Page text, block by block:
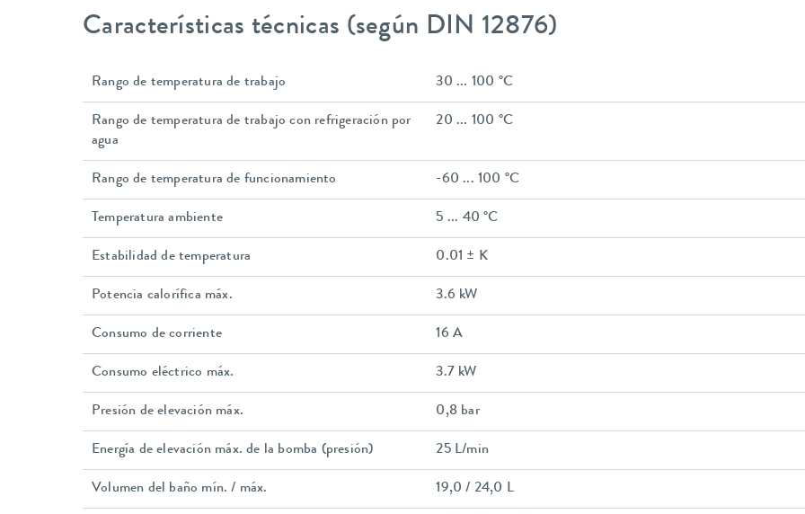
Características técnicas (según DIN 12876)
Rango de temperatura de trabajo 30 ... 100 °C
Rango de temperatura de trabajo con refrigeración por
agua
20 ... 100 °C
Rango de temperatura de funcionamiento -60 ... 100 °C
Temperatura ambiente 5 ... 40 °C
Estabilidad de temperatura 0.01 ± K
Potencia calorífica máx. 3.6 kW
Consumo de corriente 16 A
Consumo eléctrico máx. 3.7 kW
Presión de elevación máx. 0,8 bar
Energía de elevación máx. de la bomba (presión) 25 L/min
Volumen del baño mín. / máx. 19,0 / 24,0 L